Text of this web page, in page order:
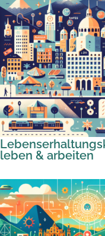
leben & arbeiten